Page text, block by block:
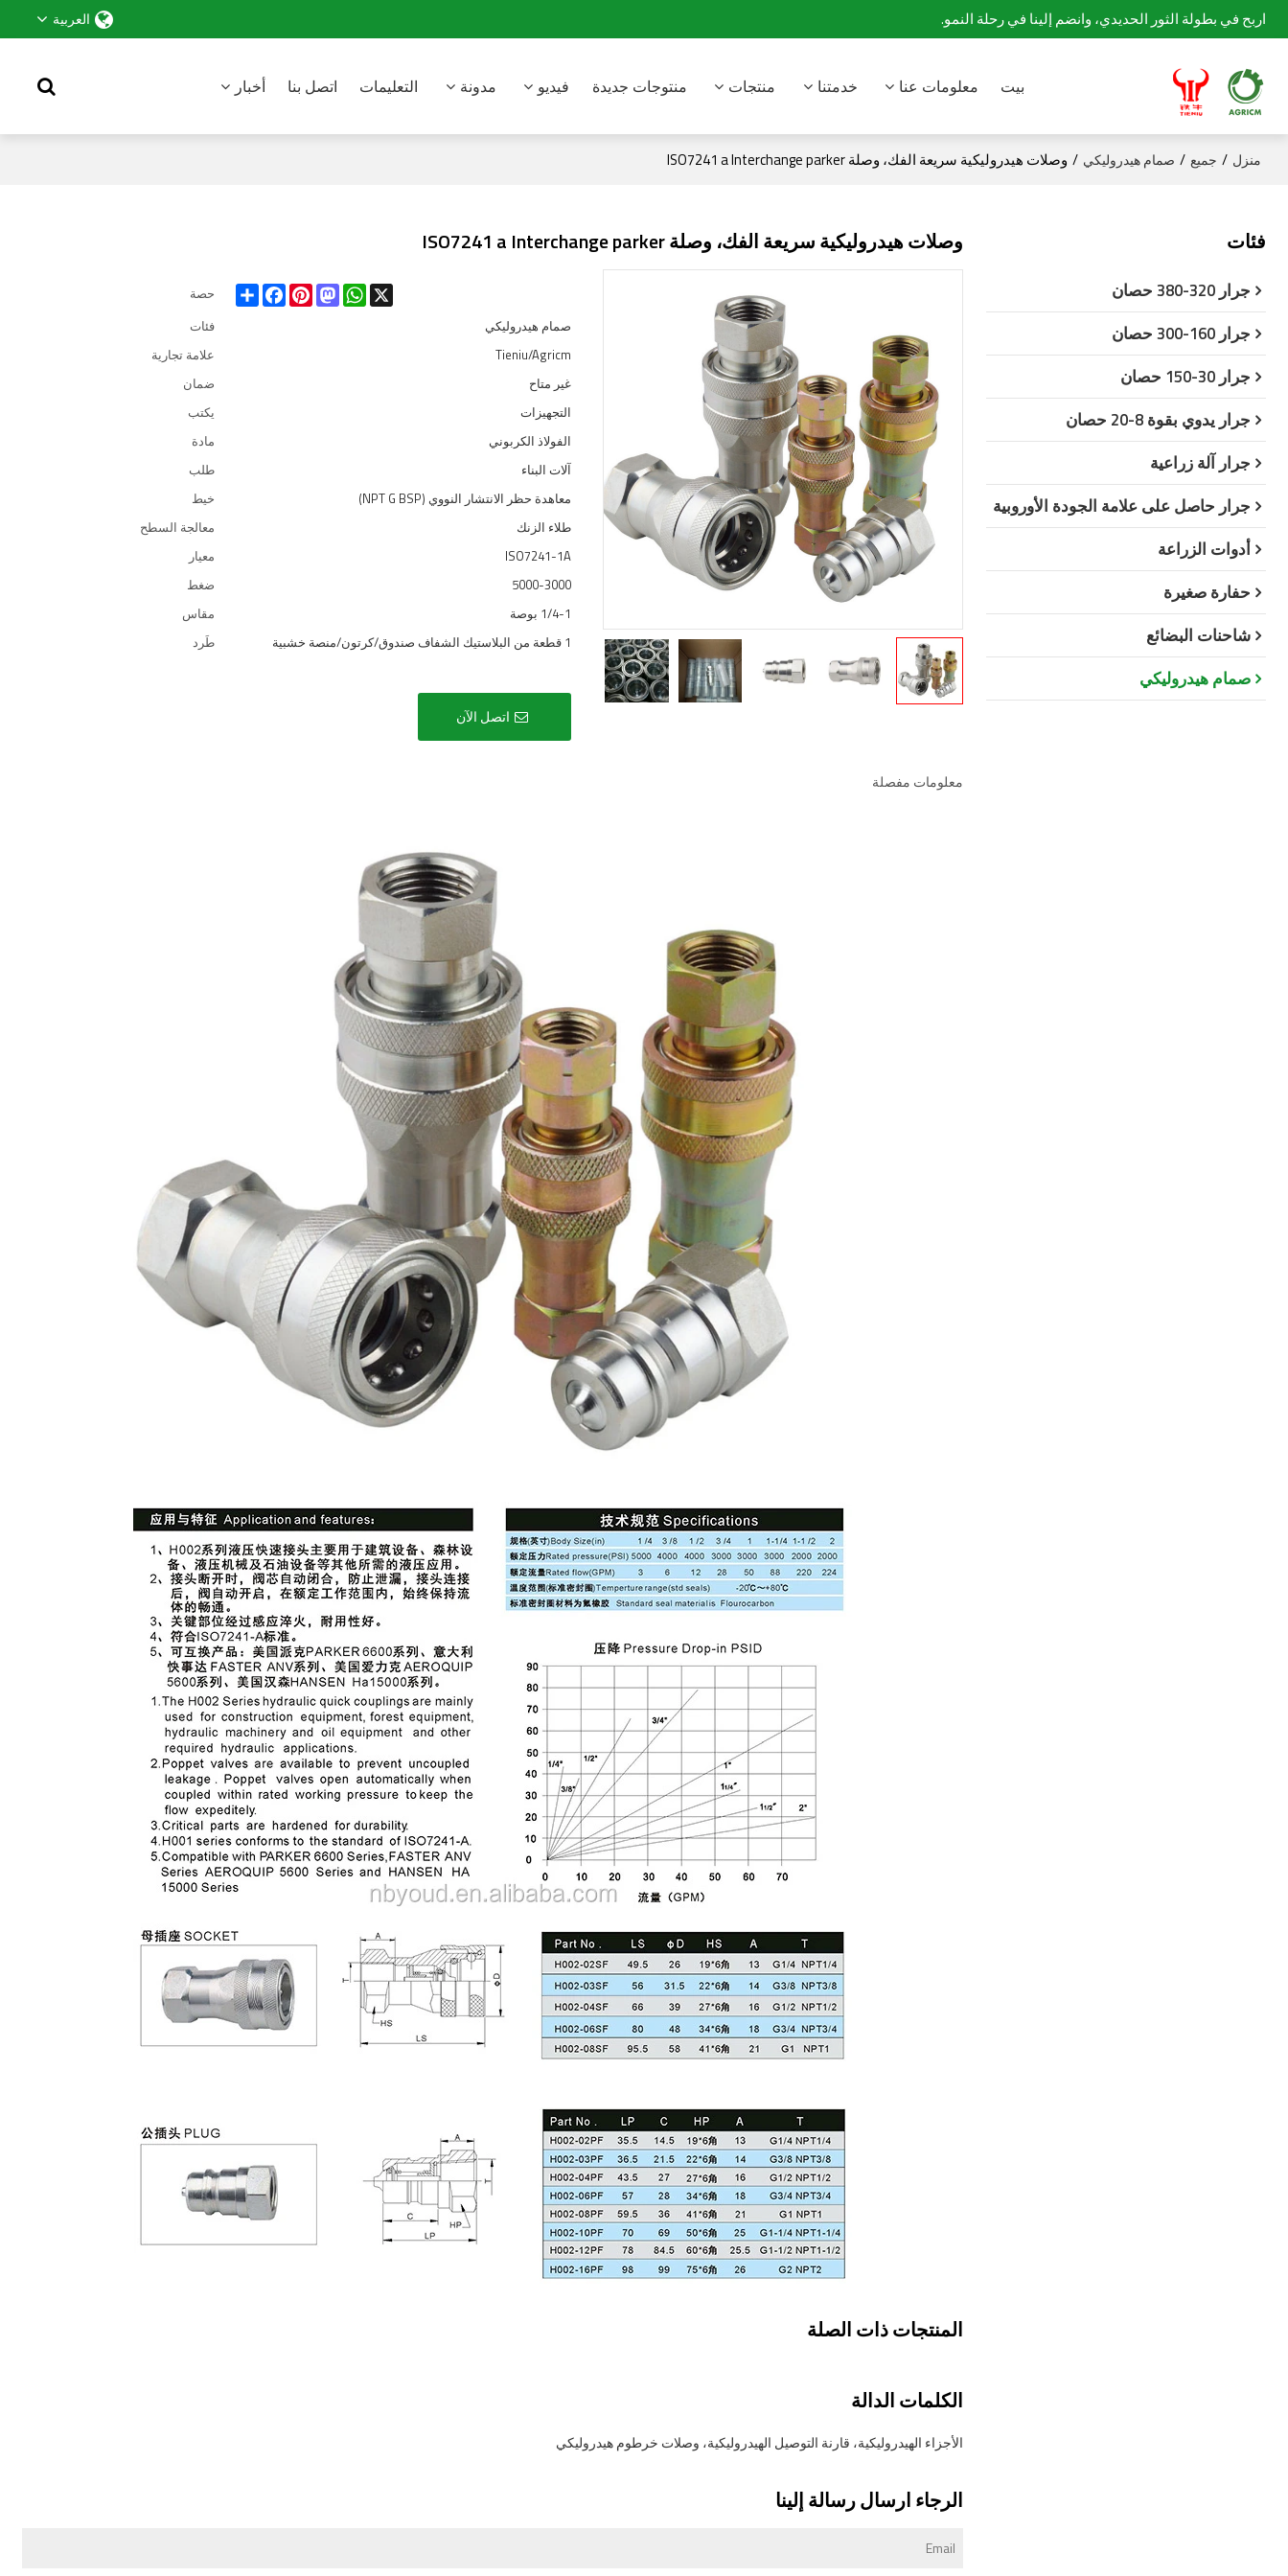
اربح في بطولة الثور الحديدي، وانضم إلينا في رحلة النمو. العربية
بيت معلومات عنا خدمتنا منتجات منتوجات جديدة فيديو مدونة التعليمات اتصل بنا أخبار
منزل / جميع / صمام هيدروليكي / وصلات هيدروليكية سريعة الفك، وصلة ISO7241 a Interchange parker
وصلات هيدروليكية سريعة الفك، وصلة ISO7241 a Interchange parker
حصة Share
FacebookPinterest
MastodonWhatsApp
X
فئات
صمام هيدروليكي
علامة تجارية
Tieniu/Agricm
ضمان
غير متاح
يكتب
التجهيزات
مادة
الفولاذ الكربوني
طلب
آلات البناء
خيط
معاهدة حظر الانتشار النووي (NPT G BSP)
معالجة السطح
طلاء الزنك
معيار
ISO7241-1A
ضغط
5000-3000
مقاس
1/4-1 بوصة
طَرد
1 قطعة من البلاستيك الشفاف صندوق/كرتون/منصة خشبية
اتصل الآن
معلومات مفصلة
المنتجات ذات الصلة
الكلمات الدالة
الأجزاء الهيدروليكية، قارنة التوصيل الهيدروليكية، وصلات خرطوم هيدروليكي
الرجاء ارسال رسالة إلينا
فئات
جرار 320-380 حصان
جرار 160-300 حصان
جرار 30-150 حصان
جرار يدوي بقوة 8-20 حصان
جرار آلة زراعية
جرار حاصل على علامة الجودة الأوروبية
أدوات الزراعة
حفارة صغيرة
شاحنات البضائع
صمام هيدروليكي